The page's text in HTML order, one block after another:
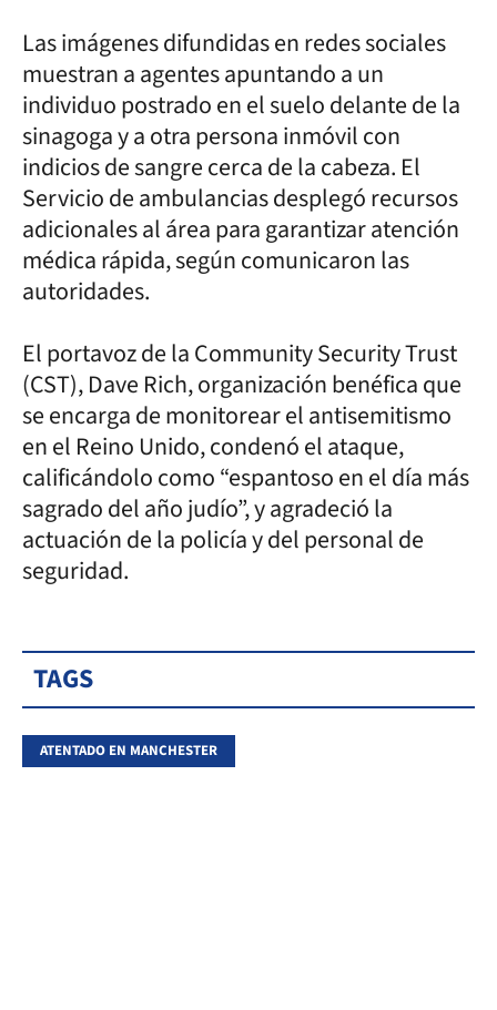
Las imágenes difundidas en redes sociales
muestran a agentes apuntando a un
individuo postrado en el suelo delante de la
sinagoga y a otra persona inmóvil con
indicios de sangre cerca de la cabeza. El
Servicio de ambulancias desplegó recursos
adicionales al área para garantizar atención
médica rápida, según comunicaron las
autoridades.
El portavoz de la Community Security Trust
(CST), Dave Rich, organización benéfica que
se encarga de monitorear el antisemitismo
en el Reino Unido, condenó el ataque,
calificándolo como “espantoso en el día más
sagrado del año judío”, y agradeció la
actuación de la policía y del personal de
seguridad.
TAGS
ATENTADO EN MANCHESTER